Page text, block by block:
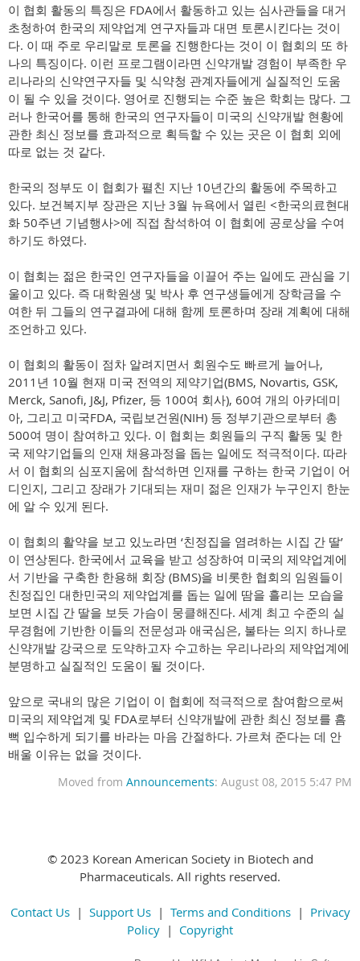
이 협회 활동의 특징은 FDA에서 활동하고 있는 심사관들을 대거
초청하여 한국의 제약업계 연구자들과 대면 토론시킨다는 것이
다. 이 때 주로 우리말로 토론을 진행한다는 것이 이 협회의 또 하
나의 특징이다. 이런 프로그램이라면 신약개발 경험이 부족한 우
리나라의 신약연구자들 및 식약청 관계자들에게 실질적인 도움
이 될 수 있을 것이다. 영어로 진행되는 수준 높은 학회는 많다. 그
러나 한국어를 통해 한국의 연구자들이 미국의 신약개발 현황에
관한 최신 정보를 효과적으로 획득할 수 있는 곳은 이 협회 외에
따로 없는 것 같다.
한국의 정부도 이 협회가 펼친 지난 10년간의 활동에 주목하고
있다. 보건복지부 장관은 지난 3월 뉴욕에서 열린 <한국의료현대
화 50주년 기념행사>에 직접 참석하여 이 협회에 공로상을 수여
하기도 하였다.
이 협회는 젊은 한국인 연구자들을 이끌어 주는 일에도 관심을 기
울이고 있다. 즉 대학원생 및 박사 후 연구생들에게 장학금을 수
여한 뒤 그들의 연구결과에 대해 함께 토론하며 장래 계획에 대해
조언하고 있다.
이 협회의 활동이 점차 알려지면서 회원수도 빠르게 늘어나,
2011년 10월 현재 미국 전역의 제약기업(BMS, Novartis, GSK,
Merck, Sanofi, J&J, Pfizer, 등 100여 회사), 60여 개의 아카데미
아, 그리고 미국FDA, 국립보건원(NIH) 등 정부기관으로부터 총
500여 명이 참여하고 있다. 이 협회는 회원들의 구직 활동 및 한
국 제약기업들의 인재 채용과정을 돕는 일에도 적극적이다. 따라
서 이 협회의 심포지움에 참석하면 인재를 구하는 한국 기업이 어
디인지, 그리고 장래가 기대되는 재미 젊은 인재가 누구인지 한눈
에 알 수 있게 된다.
이 협회의 활약을 보고 있노라면 ‘친정집을 염려하는 시집 간 딸’
이 연상된다. 한국에서 교육을 받고 성장하여 미국의 제약업계에
서 기반을 구축한 한용해 회장 (BMS)을 비롯한 협회의 임원들이
친정집인 대한민국의 제약업계를 돕는 일에 땀을 흘리는 모습을
보면 시집 간 딸을 보듯 가슴이 뭉클해진다. 세계 최고 수준의 실
무경험에 기반한 이들의 전문성과 애국심은, 불타는 의지 하나로
신약개발 강국으로 도약하고자 수고하는 우리나라의 제약업계에
분명하고 실질적인 도움이 될 것이다.
앞으로 국내의 많은 기업이 이 협회에 적극적으로 참여함으로써
미국의 제약업계 및 FDA로부터 신약개발에 관한 최신 정보를 흠
뻑 입수하게 되기를 바라는 마음 간절하다. 가르쳐 준다는 데 안
배울 이유는 없을 것이다.
Moved from Announcements: August 08, 2015 5:47 PM
© 2023 Korean American Society in Biotech and
Pharmaceuticals. All rights reserved.
Contact Us| Support Us| Terms and Conditions| Privacy
Policy | Copyright